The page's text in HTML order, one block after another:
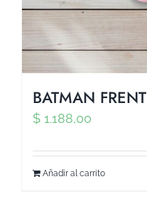
BATMAN
$ 1.188,00
Añadir al carrito